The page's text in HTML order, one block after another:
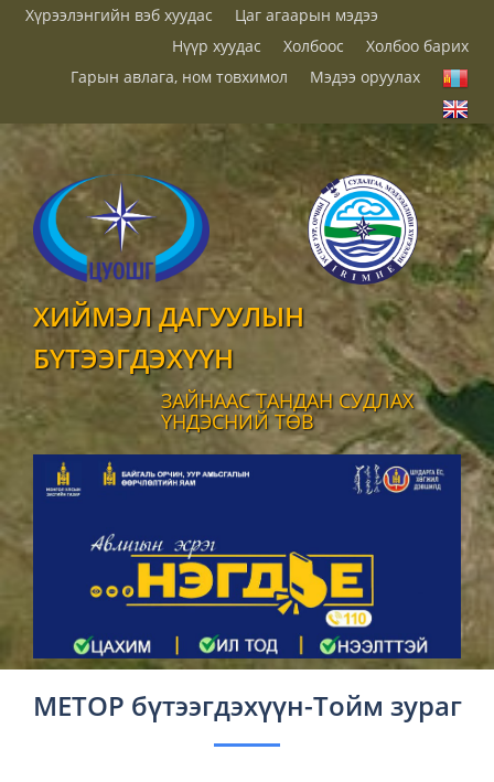
Хүрээлэнгийн вэб хуудас
Цаг агаарын мэдээ
Нүүр хуудас
Холбоос
Холбоо барих
Гарын авлага, ном товхимол
Мэдээ оруулах
ХИЙМЭЛ ДАГУУЛЫН
БҮТЭЭГДЭХҮҮН
ЗАЙНААС ТАНДАН СУДЛАХ
ҮНДЭСНИЙ ТӨВ
METOP бүтээгдэхүүн-Тойм зураг